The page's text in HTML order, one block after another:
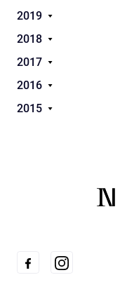
2019
2018
2017
2016
2015